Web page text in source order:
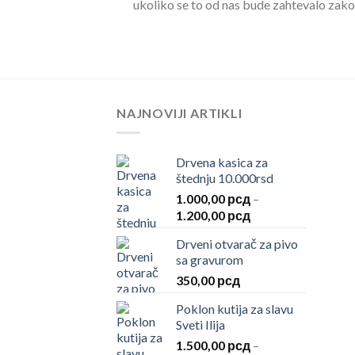
ukoliko se to od nas bude zahtevalo
NAJNOVIJI ARTIKLI
Drvena kasica za
štednju 10.000rsd
1.000,00 рсд –
1.200,00 рсд
od
Drveni otvarač za pivo
sa gravurom
350,00 рсд
Poklon kutija za slavu
Sveti Ilija
1.500,00 рсд –